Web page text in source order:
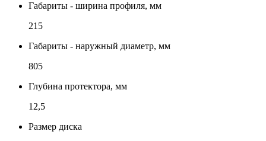
Габариты - ширина профиля, мм
215
Габариты - наружный диаметр, мм
805
Глубина протектора, мм
12,5
Размер диска